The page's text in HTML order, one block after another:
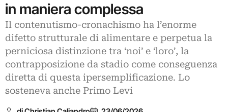
in maniera complessa
Il contenutismo-cronachismo ha l’enorme
difetto strutturale di alimentare e perpetua la
perniciosa distinzione tra ‘noi’ e ‘loro’, la
contrapposizione da stadio come conseguenza
diretta di questa ipersemplificazione. Lo
sosteneva anche Primo Levi